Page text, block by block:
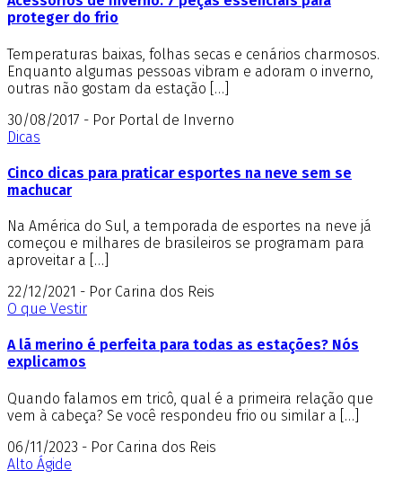
proteger do frio
Temperaturas baixas, folhas secas e cenários charmosos.
Enquanto algumas pessoas vibram e adoram o inverno,
outras não gostam da estação […]
30/08/2017 - Por Portal de Inverno
Dicas
Cinco dicas para praticar esportes na neve sem se
machucar
Na América do Sul, a temporada de esportes na neve já
começou e milhares de brasileiros se programam para
aproveitar a […]
22/12/2021 - Por Carina dos Reis
O que Vestir
A lã merino é perfeita para todas as estações? Nós
explicamos
Quando falamos em tricô, qual é a primeira relação que
vem à cabeça? Se você respondeu frio ou similar a […]
06/11/2023 - Por Carina dos Reis
Alto Ágide